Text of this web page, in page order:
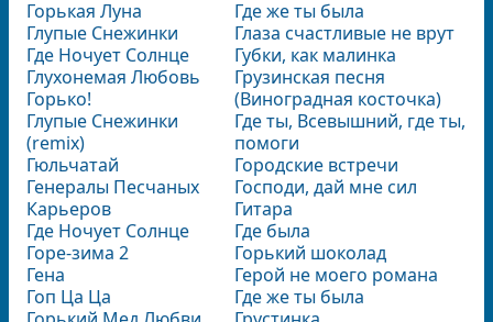
Горькая Луна
Глупые Снежинки
Где Ночует Солнце
Глухонемая Любовь
Горько!
Глупые Снежинки
(remix)
Гюльчатай
Генералы Песчаных
Карьеров
Где Ночует Солнце
Горе-зима 2
Гена
Гоп Ца Ца
Где же ты была
Глаза счастливые не врут
Губки, как малинка
Грузинская песня
(Виноградная косточка)
Где ты, Всевышний, где ты,
помоги
Городские встречи
Господи, дай мне сил
Гитара
Где была
Горький шоколад
Герой не моего романа
Где же ты была